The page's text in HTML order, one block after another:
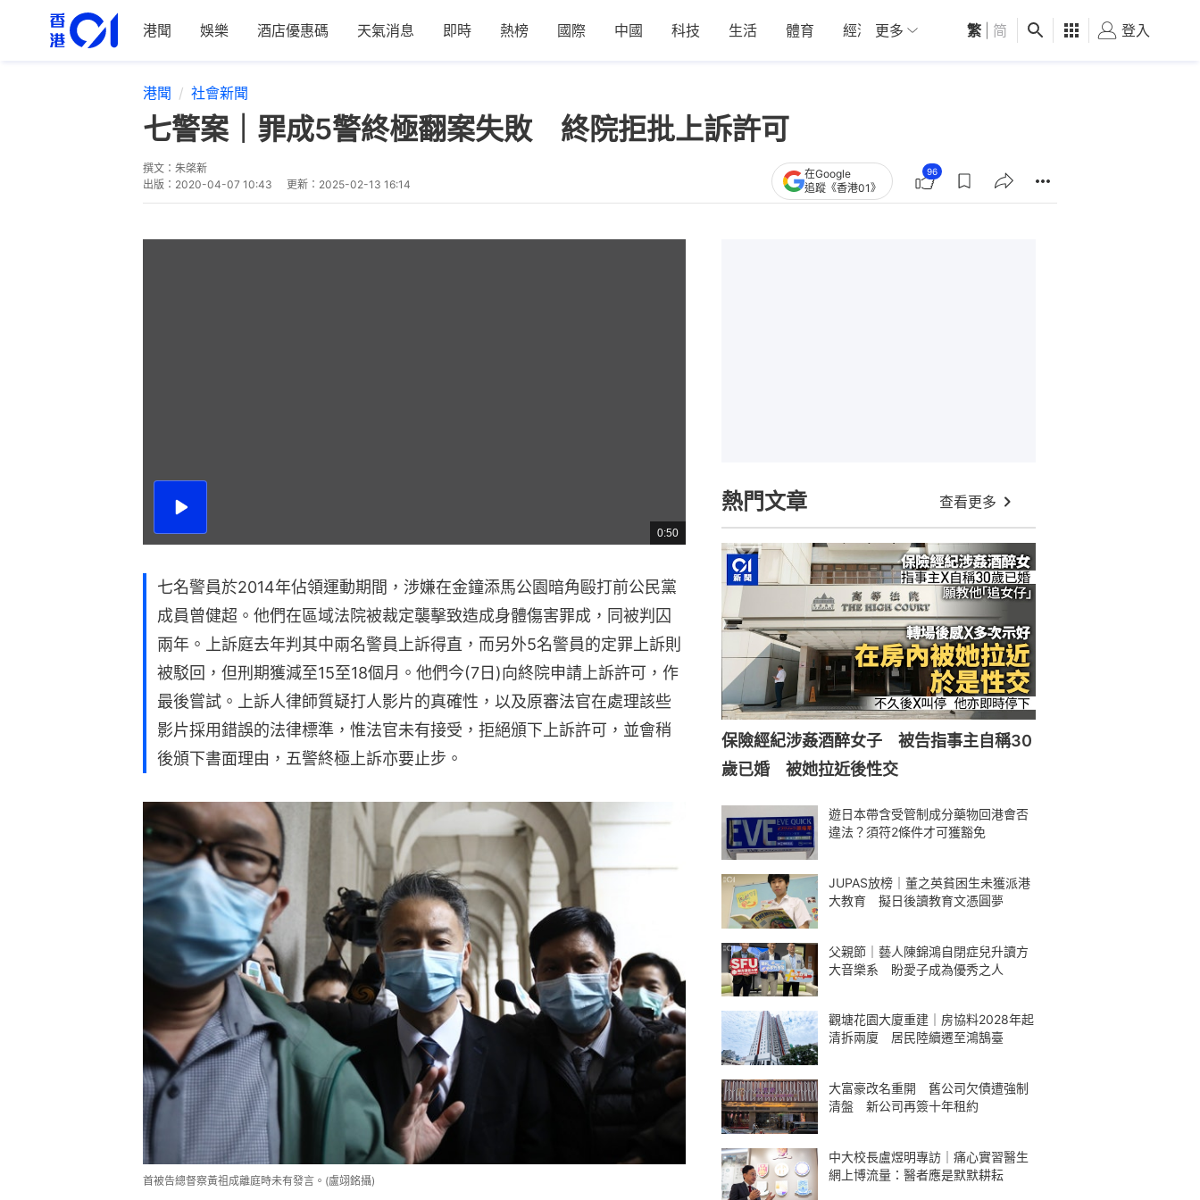
港聞 娛樂 酒店優惠碼 天氣消息 即時 熱榜 國際 中國 科技 生活 體育 經濟 01深圳 觀點 健康 好食玩飛
更多 繁 简 登入
港聞 社會新聞
七警案｜罪成5警終極翻案失敗 終院拒批上訴許可
撰文： 朱棨新
出版： 2020-04-07 10:43 更新： 2025-02-13 16:14
在Google
追蹤《香港01》
96
播
總
共
0:50
七名警員於2014年佔領運動期間，涉嫌在金鐘添馬公園暗角毆打前公民黨
成員曾健超。他們在區域法院被裁定襲擊致造成身體傷害罪成，同被判囚
兩年。上訴庭去年判其中兩名警員上訴得直，而另外5名警員的定罪上訴則
被駁回，但刑期獲減至15至18個月。他們今(7日)向終院申請上訴許可，作
最後嘗試。上訴人律師質疑打人影片的真確性，以及原審法官在處理該些
影片採用錯誤的法律標準，惟法官未有接受，拒絕頒下上訴許可，並會稍
後頒下書面理由，五警終極上訴亦要止步。
首被告總督察黃祖成離庭時未有發言。(盧翊銘攝)
熱門文章 查看更多
保險經紀涉姦酒醉女子 被告指事主自稱30
歲已婚 被她拉近後性交
遊日本帶含受管制成分藥物回港會否
違法？須符2條件才可獲豁免
JUPAS放榜｜董之英貧困生未獲派港
大教育 擬日後讀教育文憑圓夢
父親節｜藝人陳錦鴻自閉症兒升讀方
大音樂系 盼愛子成為優秀之人
觀塘花園大廈重建｜房協料2028年起
清拆兩廈 居民陸續遷至鴻鵠臺
大富豪改名重開 舊公司欠債遭強制
清盤 新公司再簽十年租約
中大校長盧煜明專訪｜痛心實習醫生
網上博流量：醫者應是默默耕耘